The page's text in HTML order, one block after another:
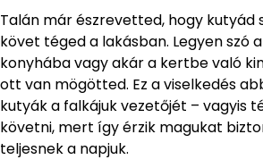
Talán már észrevetted, hogy kutyád
követ téged a lakásban. Legyen szó
konyhába vagy akár a kertbe való
ott van mögötted. Ez a viselkedés
kutyák a falkájuk vezetőjét – vagyis
követni, mert így érzik magukat
teljesnek a napjuk.